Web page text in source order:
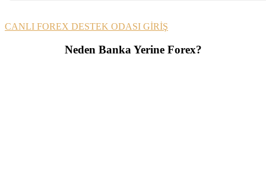
CANLI FOREX DESTEK ODASI GİRİŞ
Neden Banka Yerine Forex?